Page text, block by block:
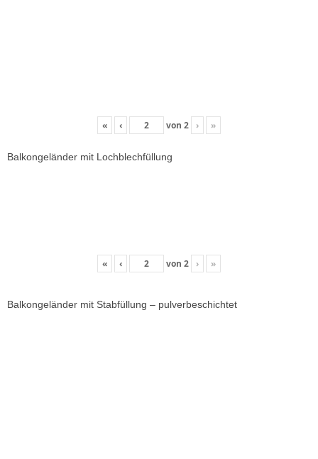
« ‹ von 2 › »
Balkongeländer mit Lochblechfüllung
« ‹ von 2 › »
Balkongeländer mit Stabfüllung – pulverbeschichtet